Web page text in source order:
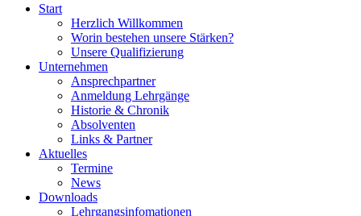
Start
Herzlich Willkommen
Worin bestehen unsere Stärken?
Unsere Qualifizierung
Unternehmen
Ansprechpartner
Anmeldung Lehrgänge
Historie & Chronik
Absolventen
Links & Partner
Aktuelles
Termine
News
Downloads
Lehrgangsinfomationen